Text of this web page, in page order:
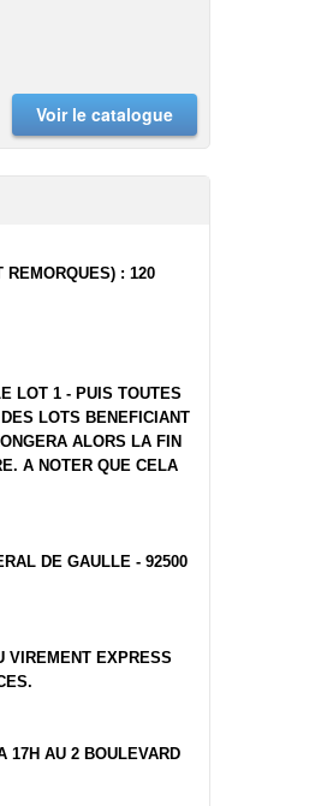
Voir le catalogue
: 120
LOT 1 - PUIS TOUTES
LOTS BENEFICIANT
ALORS LA FIN
A NOTER QUE CELA
DE GAULLE - 92500
VIREMENT EXPRESS
17H AU 2 BOULEVARD